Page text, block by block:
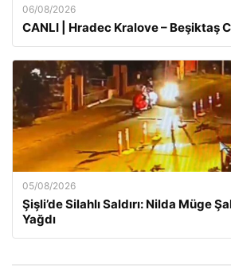
06/08/2026
CANLI | Hradec Kralove – Beşiktaş
05/08/2026
Şişli’de Silahlı Saldırı: Nilda Müge
Yağdı